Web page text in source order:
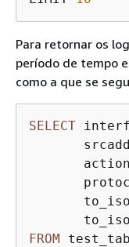
Para retornar os
período de tempo
como a que se
SELECT
FROM